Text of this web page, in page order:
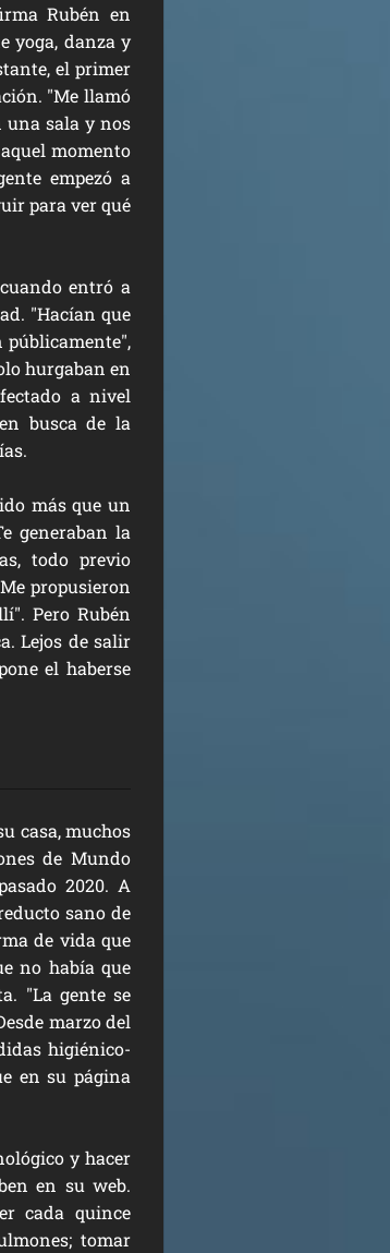
Rubén en
yoga, danza y
el primer
"Me llamó
una sala ynos
momento
empezó a
para ver qué
entró a
"Hacían que
",
hurgaban en
a nivel
busca de la
más que un
generaban la
todo previo
propusieron
Pero Rubén
Lejos de salir
el haberse
casa, muchos
de Mundo
2020. A
sano de
de vida que
no había que
"La gente se
marzo del
higiénico-
en su página
y hacer
en su web.
cada quince
tomar